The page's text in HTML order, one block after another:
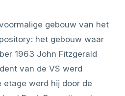
gebouw van het
het gebouw waar
1963 John Fitzgerald
van de VS werd
etage werd hij door de